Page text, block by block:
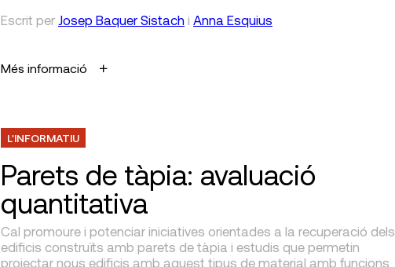
Escrit per Josep Baquer Sistach i Anna Esquius
Més informació
L'INFORMATIU
Parets de tàpia: avaluació
quantitativa
Cal promoure i potenciar iniciatives orientades a la recuperació dels
edificis construïts amb parets de tàpia i estudis que permetin
projectar nous edificis amb aquest tipus de material amb funcions